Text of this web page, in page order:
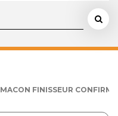
MACON FINISSEUR